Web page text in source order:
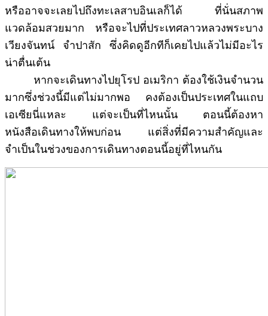
หรืออาจจะเลยไปถึงทะเลสาบอินเลก็ได้ ที่นั่นสภาพ
แวดล้อมสวยมาก หรือจะไปที่ประเทศลาวหลวงพระบาง
เวียงจันทน์ จำปาสัก ซึ่งคิดดูอีกทีก็เคยไปแล้วไม่มีอะไร
น่าตื่นเต้น
หากจะเดินทางไปยุโรป อเมริกา ต้องใช้เงินจำนวน
มากซึ่งช่วงนี้มีแต่ไม่มากพอ คงต้องเป็นประเทศในแถบ
เอเซียนี่แหละ แต่จะเป็นที่ไหนนั้น ตอนนี้ต้องหา
หนังสือเดินทางให้พบก่อน แต่สิ่งที่มีความสำคัญและ
จำเป็นในช่วงของการเดินทางตอนนี้อยู่ที่ไหนกัน